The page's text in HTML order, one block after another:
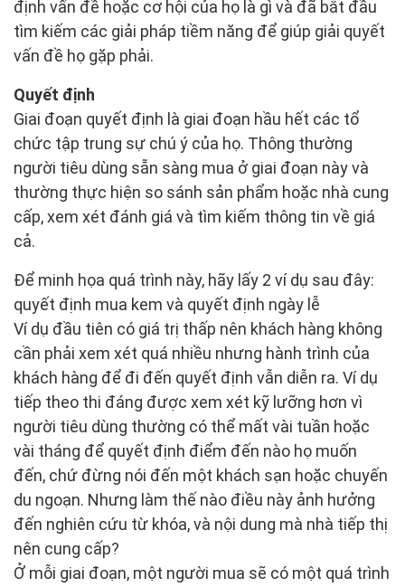
định vấn đề hoặc cơ hội của họ là gì và đã bắt đầu
tìm kiếm các giải pháp tiềm năng để giúp giải quyết
vấn đề họ gặp phải.
Quyết định
Giai đoạn quyết định là giai đoạn hầu hết các tổ
chức tập trung sự chú ý của họ. Thông thường
người tiêu dùng sẵn sàng mua ở giai đoạn này và
thường thực hiện so sánh sản phẩm hoặc nhà cung
cấp, xem xét đánh giá và tìm kiếm thông tin về giá
cả.
Để minh họa quá trình này, hãy lấy 2 ví dụ sau đây:
quyết định mua kem và quyết định ngày lễ
Ví dụ đầu tiên có giá trị thấp nên khách hàng không
cần phải xem xét quá nhiều nhưng hành trình của
khách hàng để đi đến quyết định vẫn diễn ra. Ví dụ
tiếp theo thi đáng được xem xét kỹ lưỡng hơn vì
người tiêu dùng thường có thể mất vài tuần hoặc
vài tháng để quyết định điểm đến nào họ muốn
đến, chứ đừng nói đến một khách sạn hoặc chuyến
du ngoạn. Nhưng làm thế nào điều này ảnh hưởng
đến nghiên cứu từ khóa, và nội dung mà nhà tiếp thị
nên cung cấp?
Ở mỗi giai đoạn, một người mua sẽ có một quá trình